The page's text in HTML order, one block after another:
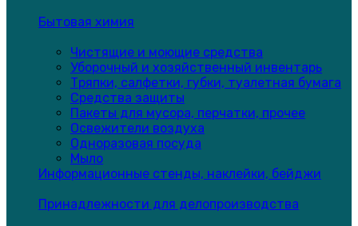
Бытовая химия
Чистящие и моющие средства
Уборочный и хозяйственный инвентарь
Тряпки, салфетки, губки, туалетная бумага
Средства защиты
Пакеты для мусора, перчатки, прочее
Освежители воздуха
Одноразовая посуда
Мыло
Информационные стенды, наклейки, бейджи
Принадлежности для делопроизводства